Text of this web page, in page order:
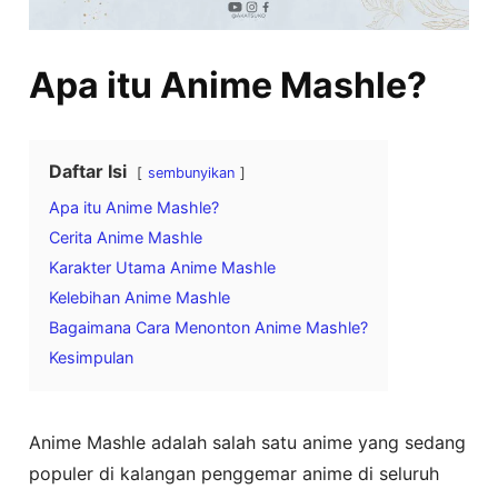
Apa itu Anime Mashle?
Daftar Isi sembunyikan
Apa itu Anime Mashle?
Cerita Anime Mashle
Karakter Utama Anime Mashle
Kelebihan Anime Mashle
Bagaimana Cara Menonton Anime Mashle?
Kesimpulan
Anime Mashle adalah salah satu anime yang sedang
populer di kalangan penggemar anime di seluruh